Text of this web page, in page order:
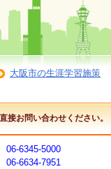
大阪市の生涯学習施策
接お問い合わせください。
6345-5000
6634-7951